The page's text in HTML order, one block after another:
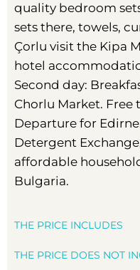
quality bedroom
sets there, towels,
Çorlu visit the Kipa
hotel
Second day:
Chorlu Market.
Departure for
Detergent
affordable
Bulgaria.
THE PRICE INCLUDES
THE PRICE DOES NOT